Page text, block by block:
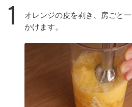
1
オレンジの皮を剥き、房ごと
かけます。